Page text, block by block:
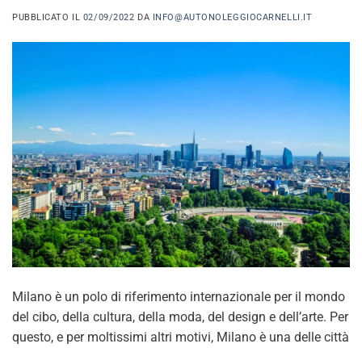
PUBBLICATO IL 02/09/2022 DA INFO@AUTONOLEGGIOCARNELLI.IT
Milano è un polo di riferimento internazionale per il mondo
del cibo, della cultura, della moda, del design e dell’arte. Per
questo, e per moltissimi altri motivi, Milano è una delle città